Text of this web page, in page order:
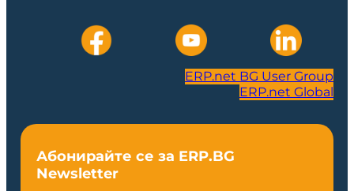
ERP.net BG User Group
ERP.net Global
Абонирайте се за ERP.BG
Newsletter